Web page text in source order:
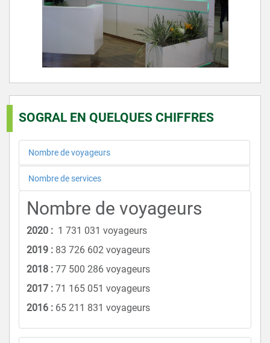
SOGRAL EN QUELQUES CHIFFRES
Nombre de voyageurs
Nombre de services
Nombre de voyageurs
2020 : 1 731 031 voyageurs
2019 : 83 726 602 voyageurs
2018 : 77 500 286 voyageurs
2017 : 71 165 051 voyageurs
2016 : 65 211 831 voyageurs